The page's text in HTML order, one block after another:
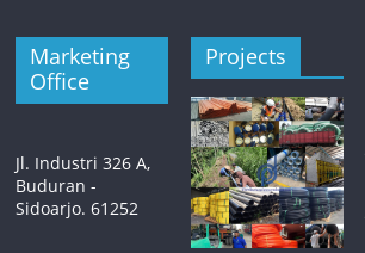
Marketing
Office
Jl. Industri 326 A,
Buduran -
Sidoarjo. 61252
Projects